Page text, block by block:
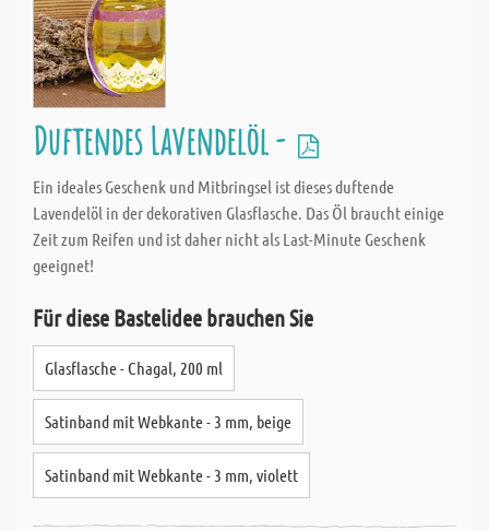
Duftendes Lavendelöl -
Ein ideales Geschenk und Mitbringsel ist dieses duftende
Lavendelöl in der dekorativen Glasflasche. Das Öl braucht einige
Zeit zum Reifen und ist daher nicht als Last-Minute Geschenk
geeignet!
Für diese Bastelidee brauchen Sie
Glasflasche - Chagal, 200 ml
Satinband mit Webkante - 3 mm, beige
Satinband mit Webkante - 3 mm, violett